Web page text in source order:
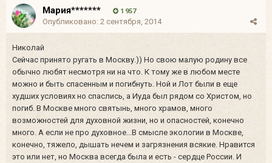
Мария******* 1 957
Опубликовано: 2 сентября, 2014
Николай
Сейчас принято ругать в Москву.)) Но свою малую родину все
обычно любят несмотря ни на что. К тому же в любом месте
можно и быть спасенным и погибнуть. Ной и Лот были в еще
худших условиях но спаслись, а Иуда был рядом со Христом, но
погиб. В Москве много святынь, много храмов, много
возможностей для духовной жизни, но и опасностей, конечно
много. А если не про духовное...В смысле экологии в Москве,
конечно, тяжело, дышать нечем и загрязнения всякие. Нравится
это или нет, но Москва всегда была и есть - сердце России. И